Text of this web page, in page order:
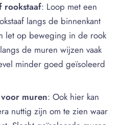
rookstaaf: Loop met een
langs de binnenkant
let op beweging in de rook
de muren wijzen vaak
minder goed geïsoleerd
muren: Ook hier kan
nuttig zijn om te zien waar